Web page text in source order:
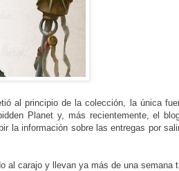
al principio de la colección, la única
Planet y, más recientemente, el
la información sobre las entregas por
al carajo y llevan ya más de una semana